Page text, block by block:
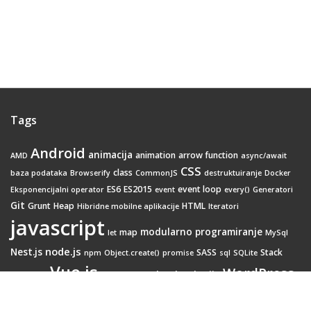
Tags
AMD Android animacija animation arrow function async/await
baza podataka Browserify class CommonJS CSS destruktuiranje Docker
Eksponencijalni operator ES6 ES2015 event event loop every() Generatori
Git Grunt Heap Hibridne mobilne aplikacije HTML Iteratori
javascript let map modularno programiranje MySql
Nest.js node.js npm Object.create() promise SASS sql SQLite Stack
Vue.js Webpack Web tehnologije WordPress